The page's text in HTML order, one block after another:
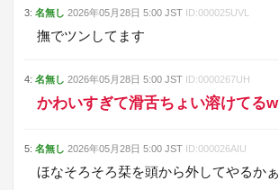
3: 名無し 2026年05月28日 5:00 JST ID:000025UVL
撫でツンしてます
4: 名無し 2026年05月28日 5:00 JST ID:0000267UH
かわいすぎて滑舌ちょい溶けてるw
5: 名無し 2026年05月28日 5:00 JST ID:000026AIU
ほなそろそろ栞を頭から外してやるかぁ